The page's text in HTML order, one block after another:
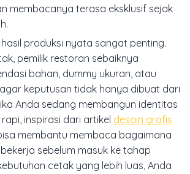
membacanya terasa eksklusif sejak
produksi nyata sangat penting.
pemilik restoran sebaiknya
bahan, dummy ukuran, atau
keputusan tidak hanya dibuat dari
Anda sedang membangun identitas
inspirasi dari artikel desain grafis
membantu membaca bagaimana
sebelum masuk ke tahap
cetak yang lebih luas, Anda